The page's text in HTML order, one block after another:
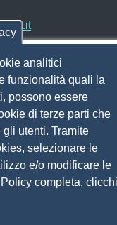
UFN1JE
analitici
funzionalità quali la
possono essere
di terze parti che
utenti. Tramite
selezionare le
e/o modificare le
completa, clicchi